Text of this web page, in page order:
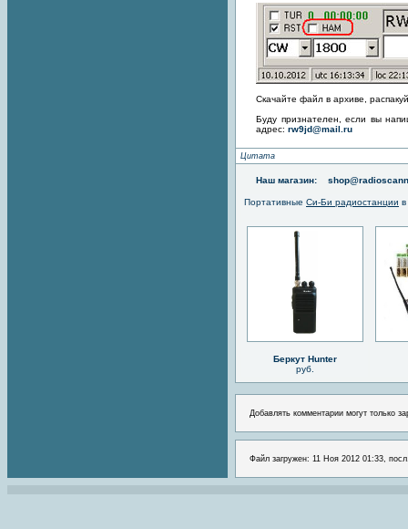
Скачайте файл в архиве,
Буду признателен, если вы
адрес: rw9jd@mail.ru
Цитата
Наш магазин:
Портативные Си-Би радиостанции
Беркут Hunter
руб.
Добавлять комментарии могут только
Файл загружен: 11 Ноя 2012 01:33,